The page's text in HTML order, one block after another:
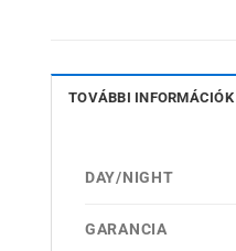
TOVÁBBI INFORMÁCIÓK
DAY/NIGHT
GARANCIA